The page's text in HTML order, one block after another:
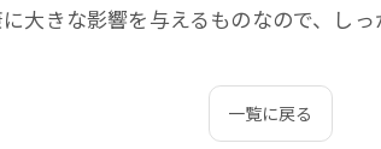
大きな影響を与えるものなので、し
一覧に戻る